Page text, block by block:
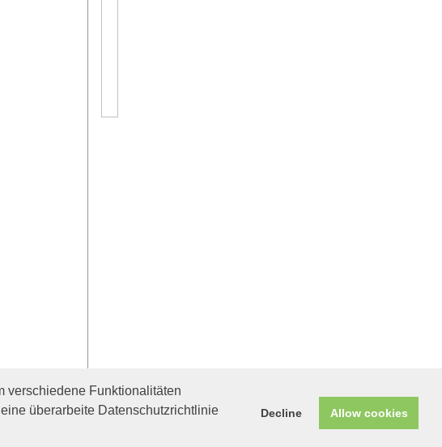
verschiedene Funktionalitäten
überarbeite Datenschutzrichtlinie
Decline Allow cookies
Helfen Sie mit!